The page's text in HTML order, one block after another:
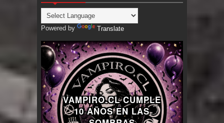
Powered by Translate
VAMPIRO.CL CUMPLE
10 AÑOS EN LAS